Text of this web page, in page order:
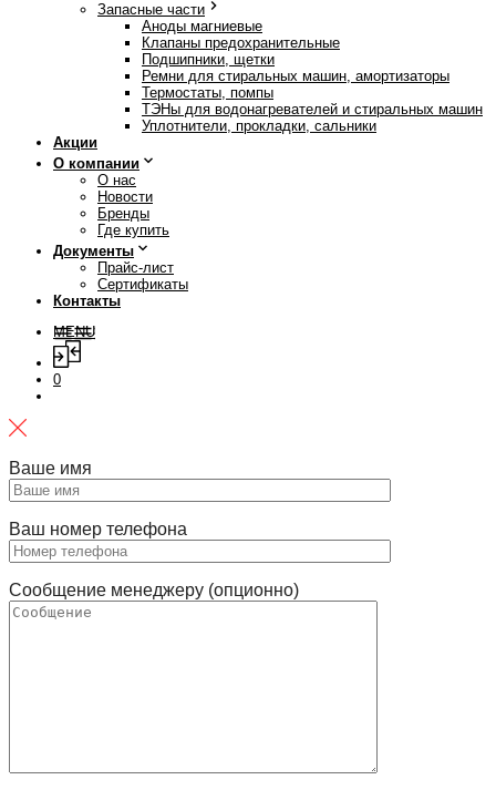
Запасные части
Аноды магниевые
Клапаны предохранительные
Подшипники, щетки
Ремни для стиральных машин, амортизаторы
Термостаты, помпы
ТЭНы для водонагревателей и стиральных машин
Уплотнители, прокладки, сальники
Акции
О компании
О нас
Новости
Бренды
Где купить
Документы
Прайс-лист
Сертификаты
Контакты
MENU
0
Ваше имя
Ваш номер телефона
Сообщение менеджеру (опционно)